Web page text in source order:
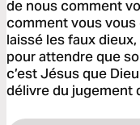
de nous comment
comment vous vous
laissé les faux
pour attendre que
c’est Jésus que
délivre du jugement